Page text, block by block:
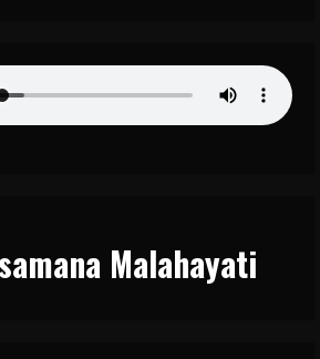
Malahayati